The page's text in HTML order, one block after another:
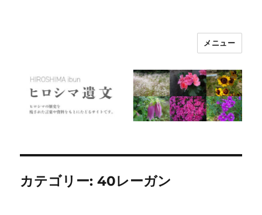
メニュー
カテゴリー:40レーガン